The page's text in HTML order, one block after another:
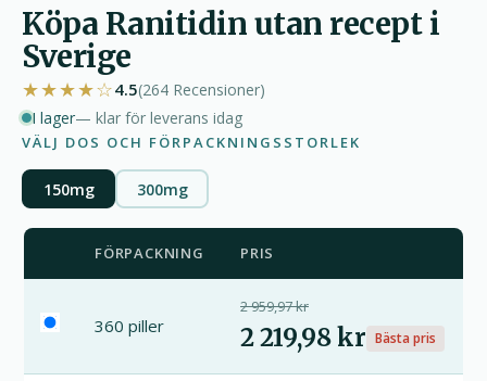
Köpa Ranitidin utan recept i
Sverige
★★★★☆4.5(264 Recensioner)
I lager— klar för leverans idag
VÄLJ DOS OCH FÖRPACKNINGSSTORLEK
150mg 300mg
FÖRPACKNING PRIS
360 piller
2 959,97 kr
2 219,98 kr Bästa pris